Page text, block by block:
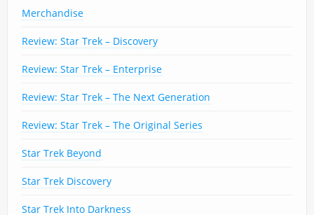
Merchandise
Review: Star Trek – Discovery
Review: Star Trek – Enterprise
Review: Star Trek – The Next Generation
Review: Star Trek – The Original Series
Star Trek Beyond
Star Trek Discovery
Star Trek Into Darkness